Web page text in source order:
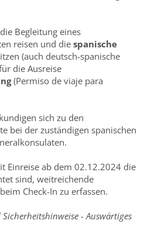
Begleitung eines
reisen und die spanische
(auch deutsch-spanische
die Ausreise
(Permiso de viaje para
sich zu den
bei der zuständigen spanischen
Einreise ab dem 02.12.2024 die
sind, weitreichende
Check-In zu erfassen.
- Auswärtiges